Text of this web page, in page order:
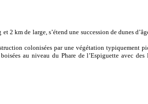
2 km de large, s’étend une succession de dunes
colonisées par une végétation typiquement
au niveau du Phare de l’Espiguette avec